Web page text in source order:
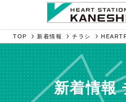
TOP 新着情報 チラシ
新着情報